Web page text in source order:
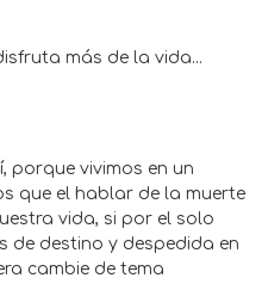
más de la vida...
porque vivimos en un
que el hablar de la muerte
vida, si por el solo
de destino y despedida en
cambie de tema